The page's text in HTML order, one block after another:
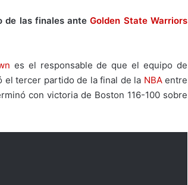
de las finales anteGolden State Warriors
es el responsable de que el equipo de
el tercer partido de la final de la NBAentre
con victoria de Boston 116-100 sobre